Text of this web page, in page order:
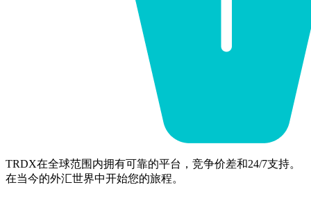
TRDX在全球范围内拥有可靠的平台，竞争价差和24/7支持。
在当今的外汇世界中开始您的旅程。